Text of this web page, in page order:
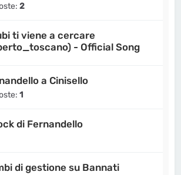
2
ti viene a cercare
- Official Song
a Cinisello
1
di Fernandello
di gestione su Bannati